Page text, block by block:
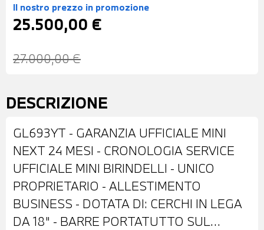
Il nostro prezzo in promozione
25.500,00 €
27.000,00 €
DESCRIZIONE
GL693YT - GARANZIA UFFICIALE MINI
NEXT 24 MESI - CRONOLOGIA SERVICE
UFFICIALE MINI BIRINDELLI - UNICO
PROPRIETARIO - ALLESTIMENTO
BUSINESS - DOTATA DI: CERCHI IN LEGA
DA 18" - BARRE PORTATUTTO SUL